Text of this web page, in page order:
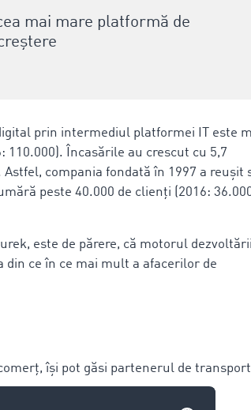
mai mare platformă de
prin intermediul platformei IT este
110.000). Încasările au crescut cu 5,7
compania fondată în 1997 a reuşit
peste 40.000 de clienți (2016:
este de părere, că motorul dezvoltării
din ce în ce mai mult a afacerilor de
îşi pot găsi partenerul de transport